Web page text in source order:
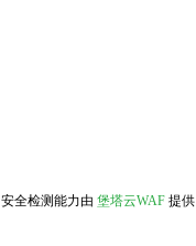
安全检测能力由 堡塔云WAF 提供